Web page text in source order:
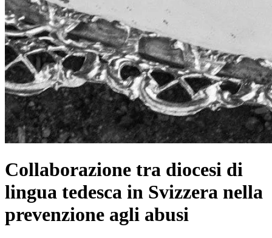
Collaborazione tra diocesi di
lingua tedesca in Svizzera nella
prevenzione agli abusi